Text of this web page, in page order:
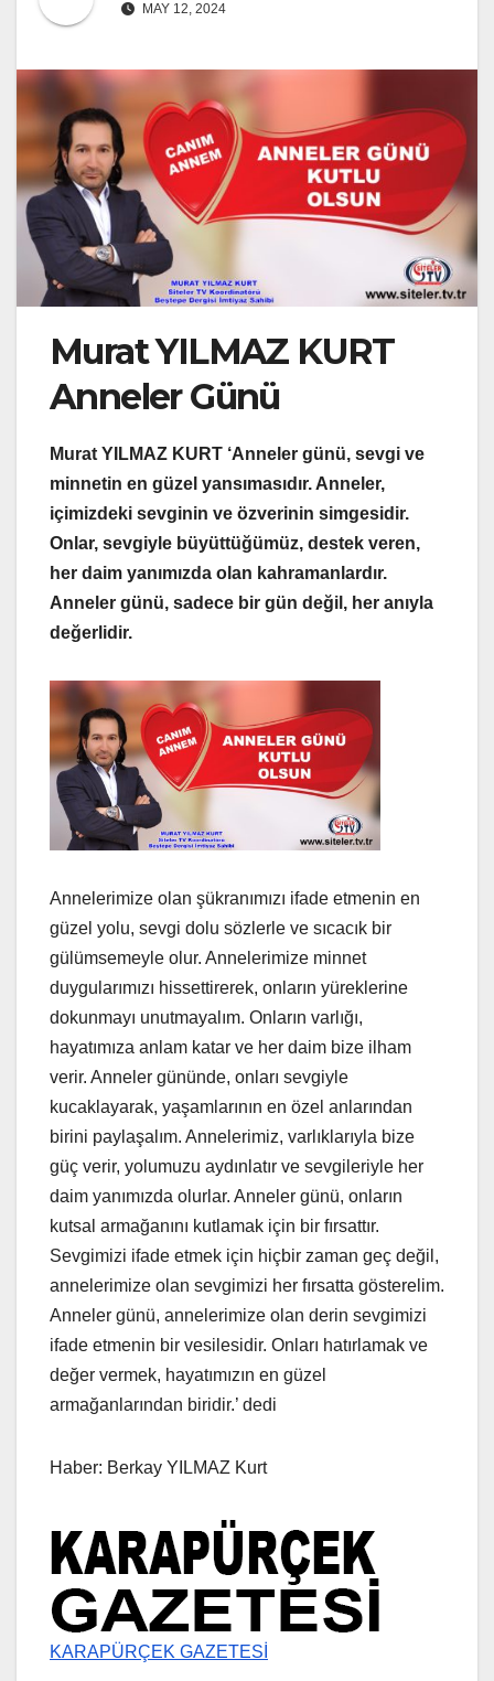
MAY 12, 2024
Murat YILMAZ KURT
Anneler Günü
Murat YILMAZ KURT ‘Anneler günü, sevgi ve
minnetin en güzel yansımasıdır. Anneler,
içimizdeki sevginin ve özverinin simgesidir.
Onlar, sevgiyle büyüttüğümüz, destek veren,
her daim yanımızda olan kahramanlardır.
Anneler günü, sadece bir gün değil, her anıyla
değerlidir.
Annelerimize olan şükranımızı ifade etmenin en
güzel yolu, sevgi dolu sözlerle ve sıcacık bir
gülümsemeyle olur. Annelerimize minnet
duygularımızı hissettirerek, onların yüreklerine
dokunmayı unutmayalım. Onların varlığı,
hayatımıza anlam katar ve her daim bize ilham
verir. Anneler gününde, onları sevgiyle
kucaklayarak, yaşamlarının en özel anlarından
birini paylaşalım. Annelerimiz, varlıklarıyla bize
güç verir, yolumuzu aydınlatır ve sevgileriyle her
daim yanımızda olurlar. Anneler günü, onların
kutsal armağanını kutlamak için bir fırsattır.
Sevgimizi ifade etmek için hiçbir zaman geç değil,
annelerimize olan sevgimizi her fırsatta gösterelim.
Anneler günü, annelerimize olan derin sevgimizi
ifade etmenin bir vesilesidir. Onları hatırlamak ve
değer vermek, hayatımızın en güzel
armağanlarından biridir.’ dedi
Haber: Berkay YILMAZ Kurt
KARAPÜRÇEK GAZETESİ